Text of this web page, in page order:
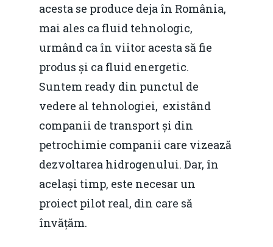
acesta se produce deja în România,
mai ales ca fluid tehnologic,
urmând ca în viitor acesta să fie
produs și ca fluid energetic.
Suntem ready din punctul de
vedere al tehnologiei, existând
companii de transport și din
petrochimie companii care vizează
dezvoltarea hidrogenului. Dar, în
același timp, este necesar un
proiect pilot real, din care să
învățăm.